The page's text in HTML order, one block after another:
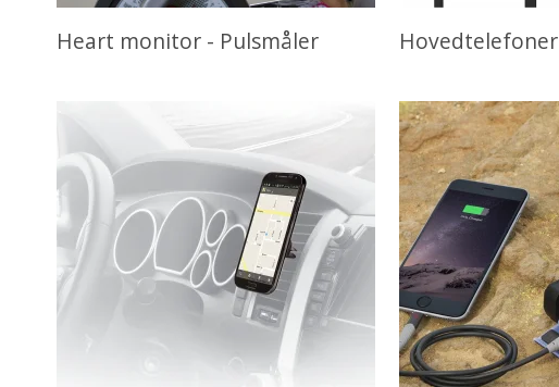
Heart monitor - Pulsmåler Hovedtelefoner